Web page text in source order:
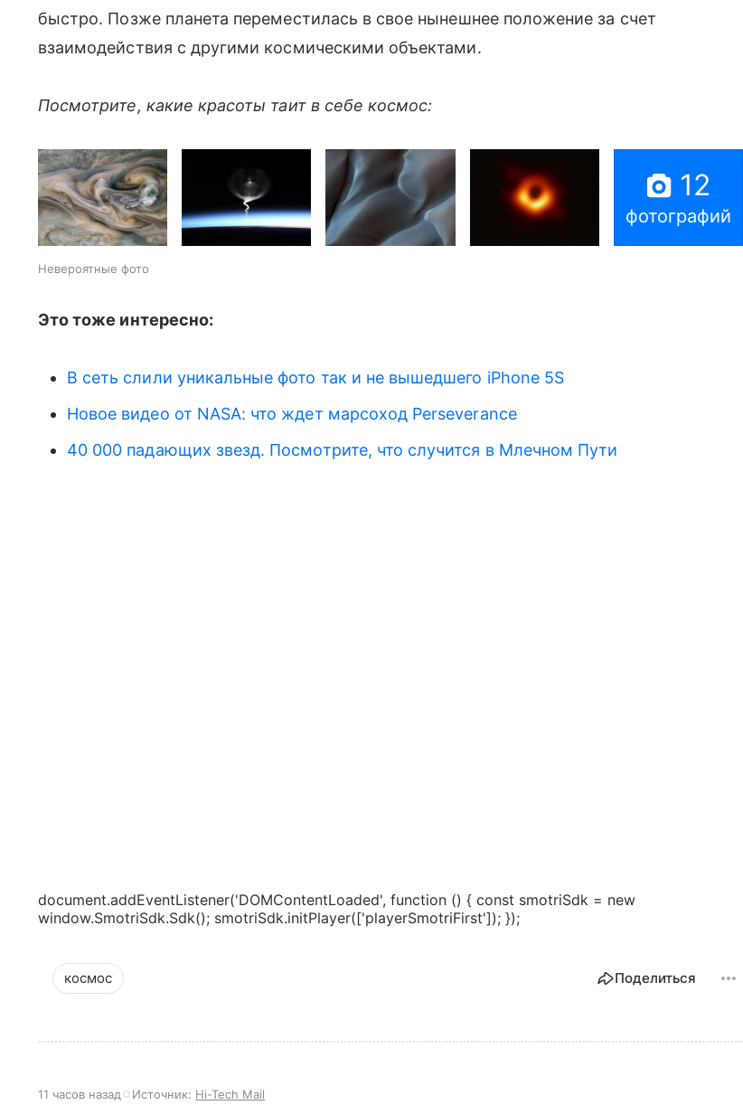
быстро. Позже планета переместилась в свое нынешнее положение за счет
взаимодействия с другими космическими объектами.
Посмотрите, какие красоты таит в себе космос:
12
фотографий
Невероятные фото
Это тоже интересно:
В сеть слили уникальные фото так и не вышедшего iPhone 5S
Новое видео от NASA: что ждет марсоход Perseverance
40 000 падающих звезд. Посмотрите, что случится в Млечном Пути
document.addEventListener('DOMContentLoaded', function () { const smotriSdk = new
window.SmotriSdk.Sdk(); smotriSdk.initPlayer(['playerSmotriFirst']); });
космос Поделиться
11 часов назад Источник: Hi-Tech Mail